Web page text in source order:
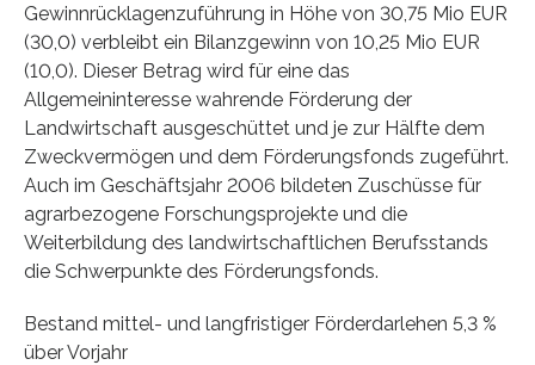
Gewinnrücklagenzuführung in Höhe von 30,75 Mio EUR
(30,0) verbleibt ein Bilanzgewinn von 10,25 Mio EUR
(10,0). Dieser Betrag wird für eine das
Allgemeininteresse wahrende Förderung der
Landwirtschaft ausgeschüttet und je zur Hälfte dem
Zweckvermögen und dem Förderungsfonds zugeführt.
Auch im Geschäftsjahr 2006 bildeten Zuschüsse für
agrarbezogene Forschungsprojekte und die
Weiterbildung des landwirtschaftlichen Berufsstands
die Schwerpunkte des Förderungsfonds.
Bestand mittel- und langfristiger Förderdarlehen 5,3 %
über Vorjahr